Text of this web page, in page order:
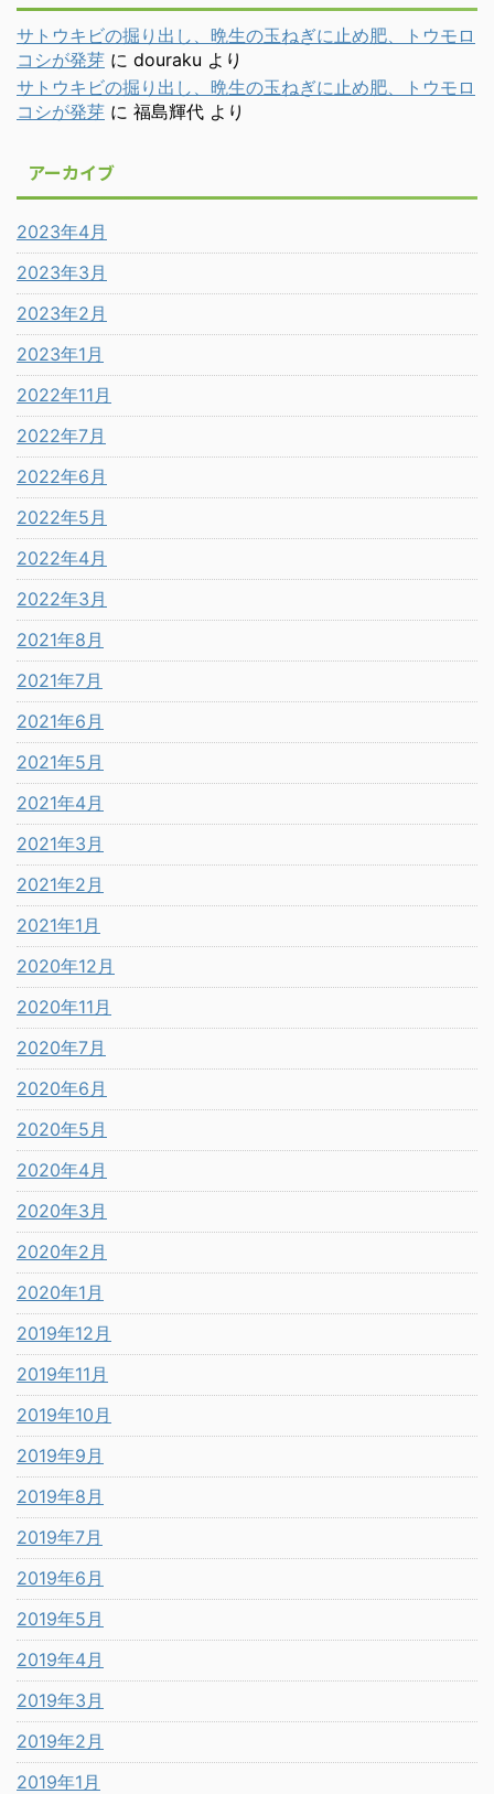
サトウキビの掘り出し、晩生の玉ねぎに止め肥、トウモロ
コシが発芽 に douraku より
サトウキビの掘り出し、晩生の玉ねぎに止め肥、トウモロ
コシが発芽 に 福島輝代 より
アーカイブ
2023年4月
2023年3月
2023年2月
2023年1月
2022年11月
2022年7月
2022年6月
2022年5月
2022年4月
2022年3月
2021年8月
2021年7月
2021年6月
2021年5月
2021年4月
2021年3月
2021年2月
2021年1月
2020年12月
2020年11月
2020年7月
2020年6月
2020年5月
2020年4月
2020年3月
2020年2月
2020年1月
2019年12月
2019年11月
2019年10月
2019年9月
2019年8月
2019年7月
2019年6月
2019年5月
2019年4月
2019年3月
2019年2月
2019年1月